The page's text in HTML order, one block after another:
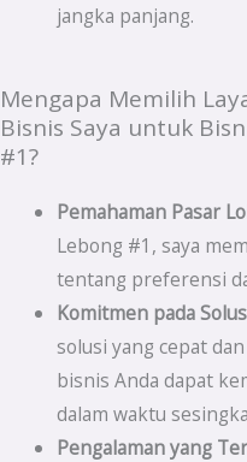
jangka panjang.
Mengapa Memilih
Bisnis Saya untuk
#1?
Pemahaman Pasar
Lebong #1, saya
tentang preferensi
Komitmen pada
solusi yang cepat
bisnis Anda dapat
dalam waktu
Pengalaman yang